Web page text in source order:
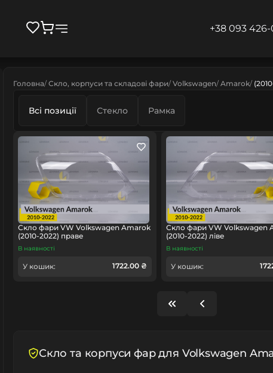
+38 093
Головна Скло, корпуси та складові фари Volkswagen Amarok
Всі позиції Стекло Рамка
Скло фари VW Volkswagen Amarok
(2010-2022) праве
В наявності
У кошик: 1722.00 ₴
Скло фари VW Volkswagen
(2010-2022) ліве
В наявності
У кошик:
Скло та корпуси фар для Volkswagen